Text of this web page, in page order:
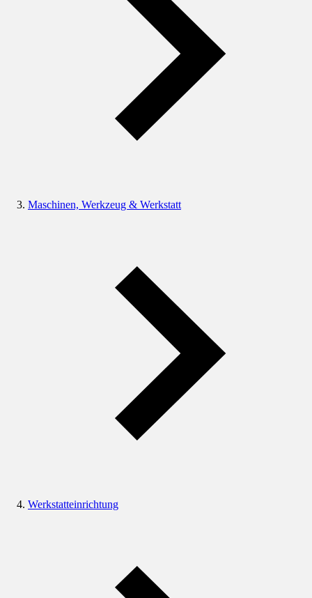
Maschinen, Werkzeug & Werkstatt
Werkstatteinrichtung